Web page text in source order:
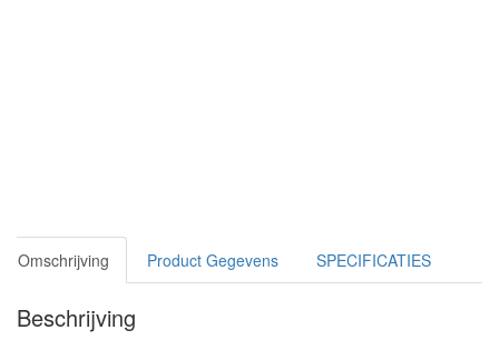
Omschrijving Product Gegevens SPECIFICATIES
Beschrijving